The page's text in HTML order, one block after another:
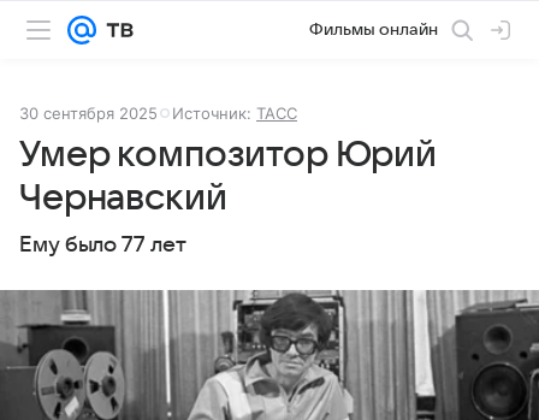
Фильмы онлайн
30 сентября 2025 Источник: ТАСС
Умер композитор Юрий
Чернавский
Ему было 77 лет